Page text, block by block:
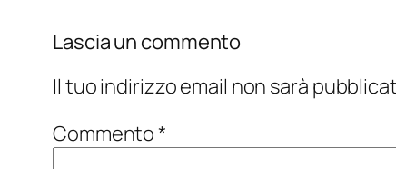
Lascia un commento
Il tuo indirizzo email non sarà
Commento*